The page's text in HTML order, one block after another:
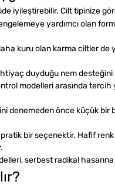
iyileştirebilir. Cilt tipinize
yardımcı olan
kuru olan karma ciltler
duyduğu nem
modelleri arasında tercih
denemeden önce küçük
pratik bir seçenektir. Hafif
serbest radikal